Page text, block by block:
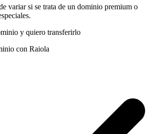
variar si se trata de un dominio premium o
y quiero transferirlo
con Raiola